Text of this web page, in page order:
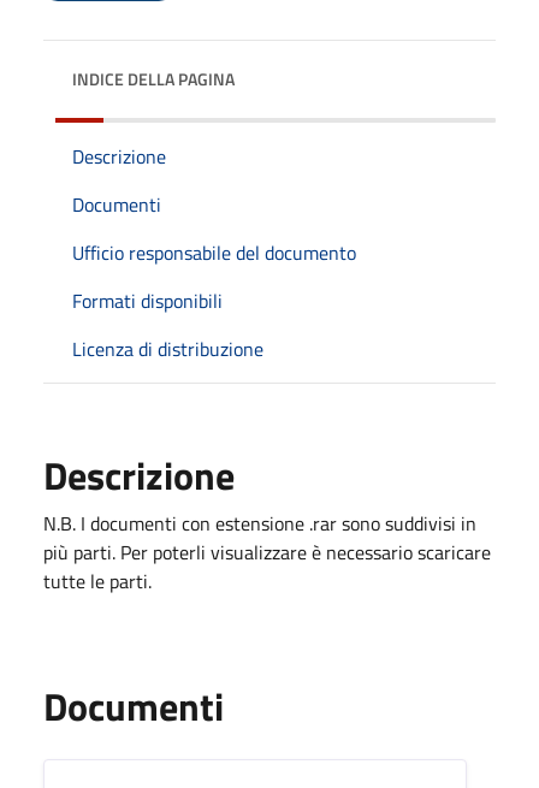
INDICE DELLA PAGINA
Descrizione
Documenti
Ufficio responsabile del documento
Formati disponibili
Licenza di distribuzione
Descrizione
N.B. I documenti con estensione .rar sono suddivisi in
più parti. Per poterli visualizzare è necessario scaricare
tutte le parti.
Documenti